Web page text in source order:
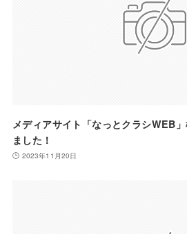
メディアサイト「なっとクラシWEB
ました！
2023年11月20日